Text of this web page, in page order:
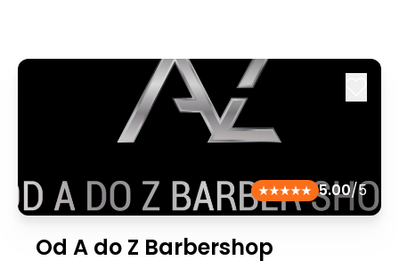
5.00/5
Od A do Z Barbershop